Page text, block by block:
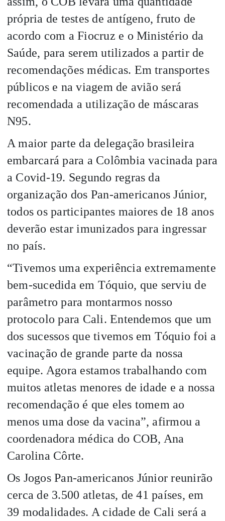
própria de testes de antígeno, fruto de
acordo com a Fiocruz e o Ministério da
Saúde, para serem utilizados a partir de
recomendações médicas. Em transportes
públicos e na viagem de avião será
recomendada a utilização de máscaras
N95.
A maior parte da delegação brasileira
embarcará para a Colômbia vacinada para
a Covid-19. Segundo regras da
organização dos Pan-americanos Júnior,
todos os participantes maiores de 18 anos
deverão estar imunizados para ingressar
no país.
“Tivemos uma experiência extremamente
bem-sucedida em Tóquio, que serviu de
parâmetro para montarmos nosso
protocolo para Cali. Entendemos que um
dos sucessos que tivemos em Tóquio foi a
vacinação de grande parte da nossa
equipe. Agora estamos trabalhando com
muitos atletas menores de idade e a nossa
recomendação é que eles tomem ao
menos uma dose da vacina”, afirmou a
coordenadora médica do COB, Ana
Carolina Côrte.
Os Jogos Pan-americanos Júnior reunirão
cerca de 3.500 atletas, de 41 países, em
39 modalidades. A cidade de Cali será a